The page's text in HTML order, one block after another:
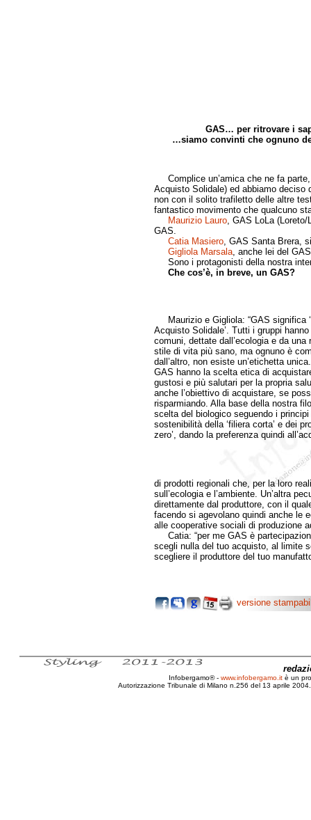
GAS… per ritrovare i
…siamo convinti che ognuno
Complice un’amica che ne fa
Acquisto Solidale) ed abbiamo deciso
non con il solito trafiletto delle altre
fantastico movimento che qualcuno
Maurizio Lauro, GAS LoLa (Loreto/
GAS.
Catia Masiero, GAS Santa Brera,
Gigliola Marsala, anche lei del
Sono i protagonisti della nostra
Che cos’è, in breve, un GAS?
Maurizio e Gigliola: “GAS significa
Acquisto Solidale’. Tutti i gruppi
comuni, dettate dall’ecologia e da una
stile di vita più sano, ma ognuno è
dall’altro, non esiste un’etichetta
GAS hanno la scelta etica di
gustosi e più salutari per la propria
anche l’obiettivo di acquistare, se
risparmiando. Alla base della nostra
scelta del biologico seguendo i principi
sostenibilità della ‘filiera corta’ e dei
zero’, dando la preferenza quindi
di prodotti regionali che, per la loro
sull’ecologia e l’ambiente. Un’altra
direttamente dal produttore, con il
facendo si agevolano quindi anche le
alle cooperative sociali di produzione
Catia: “per me GAS è
scegli nulla del tuo acquisto, al limite
scegliere il produttore del tuo
versione
Infobergamo® - www.infobergamo.it è un
Autorizzazione Tribunale di Milano n.256 del 13 aprile